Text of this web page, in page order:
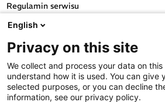
Regulamin serwisu
Regulamin konkursu
Farmacja Play
Regulamin konkursu Lakcid
Regulamin konkursu Acard
Regulamin konkursu Biotebal
Regulamin konkursu Asmenol
English
Privacy on this site
We collect and process your data on
understand how it is used. You can give
selected purposes, or you can decline
information, see our privacy policy.